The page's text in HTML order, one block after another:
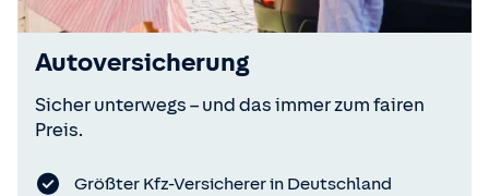
Autoversicherung
Sicher unterwegs – und das immer zum fairen
Preis.
Größter Kfz-Versicherer in Deutschland